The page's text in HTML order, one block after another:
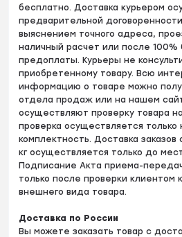
бесплатно. Доставка курьером
предварительной
выяснением точного адреса,
наличный расчет или после 100%
предоплаты. Курьеры не
приобретенному товару. Всю
информацию о товаре можно
отдела продаж или на нашем
осуществляют проверку товара
проверка осуществляется
комплектность. Доставка
кг осуществляется только до
Подписание Акта приема-
только после проверки клиентом
внешнего вида товара.
Доставка по России
Вы можете заказать товар с